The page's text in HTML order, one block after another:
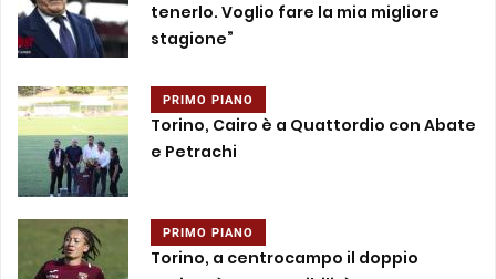
tenerlo. Voglio fare la mia migliore
stagione”
PRIMO PIANO
Torino, Cairo è a Quattordio con Abate
e Petrachi
PRIMO PIANO
Torino, a centrocampo il doppio